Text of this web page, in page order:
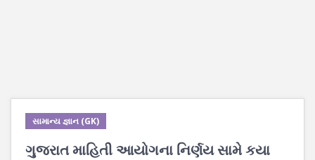
સામાન્ય જ્ઞાન (GK)
ગુજરાત માહિતી આયોગના નિર્ણય સામે કયા